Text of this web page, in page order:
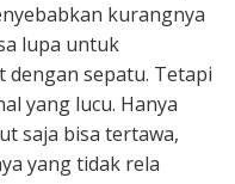
kurangnya
lupa untuk
dengan sepatu. Tetapi
yang lucu. Hanya
saja bisa tertawa,
yang tidak rela